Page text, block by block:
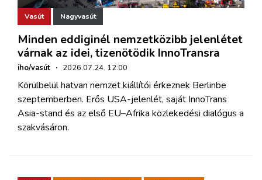
Vasút Nagyvasút
Minden eddiginél nemzetközibb jelenlétet
várnak az idei, tizenötödik InnoTransra
iho/vasút · 2026.07.24. 12:00
Körülbelül hatvan nemzet kiállítói érkeznek Berlinbe
szeptemberben. Erős USA-jelenlét, saját InnoTrans
Asia-stand és az első EU–Afrika közlekedési dialógus a
szakvásáron.